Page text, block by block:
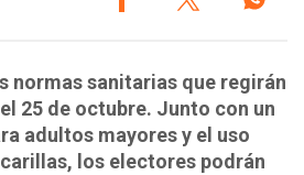
normas sanitarias que regirán
25 de octubre. Junto con un
adultos mayores y el uso
los electores podrán